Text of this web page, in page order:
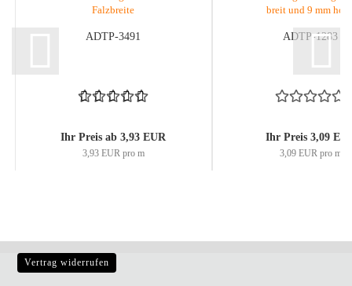
ADTP-3491
Ihr Preis ab 3,93 EUR
3,93 EUR pro m
ADTP-1283
Ihr Preis 3,09
3,09 EUR pro m
Vertrag widerrufen